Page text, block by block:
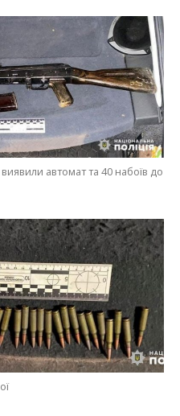
автомат та 40 набоїв до